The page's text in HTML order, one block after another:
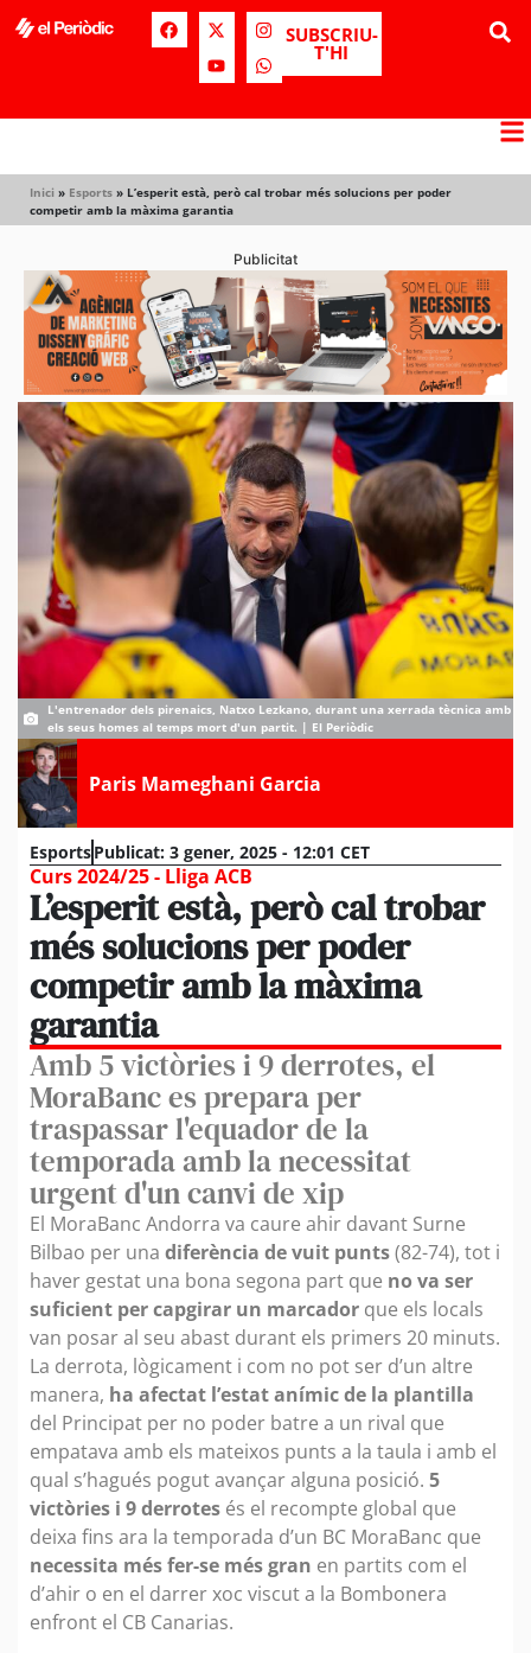
SUBSCRIU-
T'HI
Inici » Esports » L’esperit està, però cal trobar més solucions per poder
competir amb la màxima garantia
Publicitat
L'entrenador dels pirenaics, Natxo Lezkano, durant una xerrada tècnica amb
els seus homes al temps mort d'un partit. | El Periòdic
Paris Mameghani Garcia
EsportsPublicat: 3 gener, 2025 - 12:01 CET
Curs 2024/25 - Lliga ACB
L’esperit està, però cal trobar
més solucions per poder
competir amb la màxima
garantia
Amb 5 victòries i 9 derrotes, el
MoraBanc es prepara per
traspassar l'equador de la
temporada amb la necessitat
urgent d'un canvi de xip
El MoraBanc Andorra va caure ahir davant Surne
Bilbao per una diferència devuit punts(82-74), tot i
haver gestat una bona segona part que no va ser
suficient per capgirar un marcador que els locals
van posar al seu abast durant els primers 20 minuts.
La derrota, lògicament i com no pot ser d’un altre
manera, ha afectat l’estat anímic de la plantilla
del Principat per no poder batre a un rival que
empatava amb els mateixos punts a la taula i amb el
qual s’hagués pogut avançar alguna posició. 5
victòries i 9 derrotes és el recompte global que
deixa fins ara la temporada d’un BC MoraBanc que
necessita més fer-se més gran en partits com el
d’ahir o en el darrer xoc viscut a la Bombonera
enfront el CB Canarias.